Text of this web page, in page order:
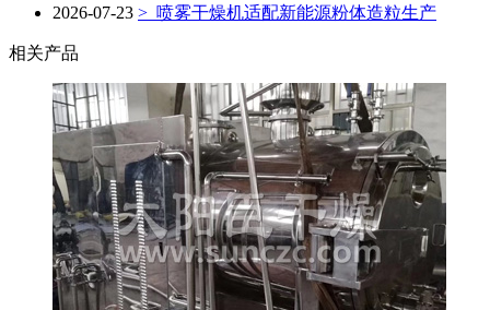
2026-07-23 > 喷雾干燥机适配新能源粉体造粒生产
相关产品